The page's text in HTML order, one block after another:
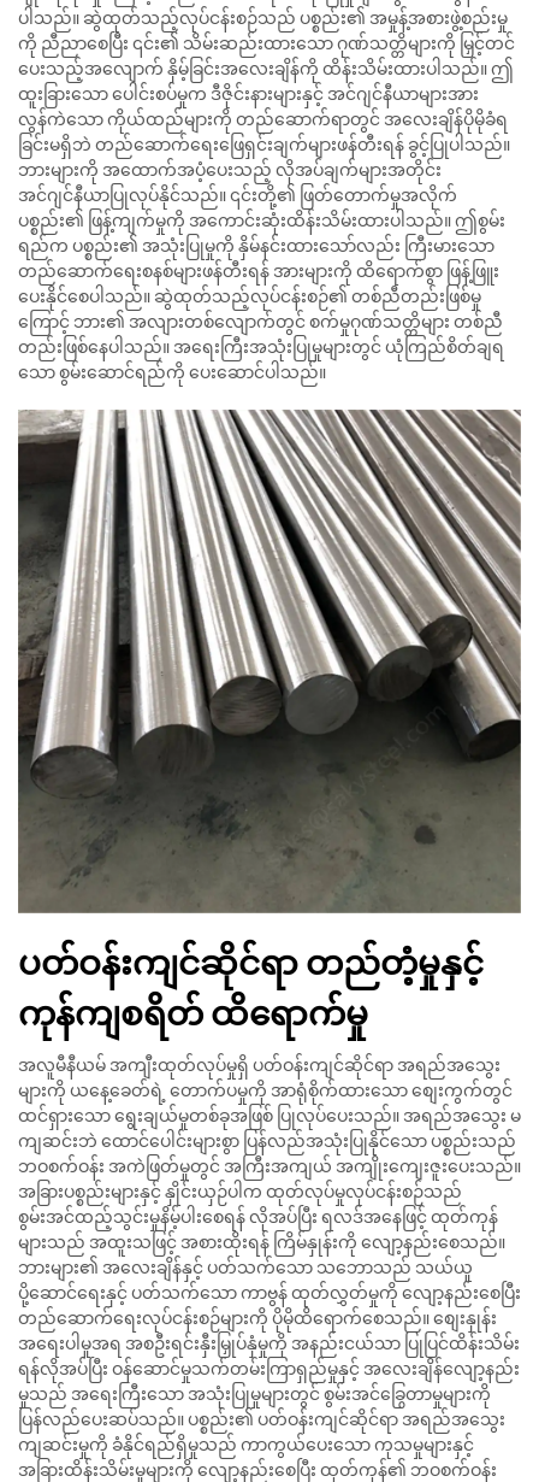
ပါသည်။ ဆွဲထုတ်သည့်လုပ်ငန်းစဉ်သည် ပစ္စည်း၏ အမှုန့်အစားဖွဲ့စည်းမှု
ကို ညီညာစေပြီး ၎င်း၏ သိမ်းဆည်းထားသော ဂုဏ်သတ္တိများကို မြှင့်တင်
ပေးသည့်အလျောက် နှိမ့်ခြင်းအလေးချိန်ကို ထိန်းသိမ်းထားပါသည်။ ဤ
ထူးခြားသော ပေါင်းစပ်မှုက ဒီဇိုင်းနားများနှင့် အင်ဂျင်နီယာများအား
လွန်ကဲသော ကိုယ်ထည်များကို တည်ဆောက်ရာတွင် အလေးချိန်ပိုမိုခံရ
ခြင်းမရှိဘဲ တည်ဆောက်ရေးဖြေရှင်းချက်များဖန်တီးရန် ခွင့်ပြုပါသည်။
ဘားများကို အထောက်အပံ့ပေးသည့် လိုအပ်ချက်များအတိုင်း
အင်ဂျင်နီယာပြုလုပ်နိုင်သည်။ ၎င်းတို့၏ ဖြတ်တောက်မှုအလိုက်
ပစ္စည်း၏ ဖြန့်ကျက်မှုကို အကောင်းဆုံးထိန်းသိမ်းထားပါသည်။ ဤစွမ်း
ရည်က ပစ္စည်း၏ အသုံးပြုမှုကို နှိမ်နင်းထားသော်လည်း ကြီးမားသော
တည်ဆောက်ရေးစနစ်များဖန်တီးရန် အားများကို ထိရောက်စွာ ဖြန့်ဖြူး
ပေးနိုင်စေပါသည်။ ဆွဲထုတ်သည့်လုပ်ငန်းစဉ်၏ တစ်ညီတည်းဖြစ်မှု
ကြောင့် ဘား၏ အလျားတစ်လျောက်တွင် စက်မှုဂုဏ်သတ္တိများ တစ်ညီ
တည်းဖြစ်နေပါသည်။ အရေးကြီးအသုံးပြုမှုများတွင် ယုံကြည်စိတ်ချရ
သော စွမ်းဆောင်ရည်ကို ပေးဆောင်ပါသည်။
ပတ်ဝန်းကျင်ဆိုင်ရာ တည်တံ့မှုနှင့်
ကုန်ကျစရိတ် ထိရောက်မှု
အလူမီနီယမ် အကျီးထုတ်လုပ်မှုရှိ ပတ်ဝန်းကျင်ဆိုင်ရာ အရည်အသွေး
များကို ယနေ့ခေတ်ရဲ့ တောက်ပမှုကို အာရုံစိုက်ထားသော စျေးကွက်တွင်
ထင်ရှားသော ရွေးချယ်မှုတစ်ခုအဖြစ် ပြုလုပ်ပေးသည်။ အရည်အသွေး မ
ကျဆင်းဘဲ ထောင်ပေါင်းများစွာ ပြန်လည်အသုံးပြုနိုင်သော ပစ္စည်းသည်
ဘဝစက်ဝန်း အကဲဖြတ်မှုတွင် အကြီးအကျယ် အကျိုးကျေးဇူးပေးသည်။
အခြားပစ္စည်းများနှင့် နှိုင်းယှဉ်ပါက ထုတ်လုပ်မှုလုပ်ငန်းစဉ်သည်
စွမ်းအင်ထည့်သွင်းမှုနိမ့်ပါးစေရန် လိုအပ်ပြီး ရလဒ်အနေဖြင့် ထုတ်ကုန်
များသည် အထူးသဖြင့် အစားထိုးရန် ကြိမ်နှုန်းကို လျော့နည်းစေသည်။
ဘားများ၏ အလေးချိန်နှင့် ပတ်သက်သော သဘောသည် သယ်ယူ
ပို့ဆောင်ရေးနှင့် ပတ်သက်သော ကာဗွန် ထုတ်လွှတ်မှုကို လျော့နည်းစေပြီး
တည်ဆောက်ရေးလုပ်ငန်းစဉ်များကို ပိုမိုထိရောက်စေသည်။ စျေးနှုန်း
အရေးပါမှုအရ အစဦးရင်းနှီးမြှုပ်နှံမှုကို အနည်းငယ်သာ ပြုပြင်ထိန်းသိမ်း
ရန်လိုအပ်ပြီး ဝန်ဆောင်မှုသက်တမ်းကြာရှည်မှုနှင့် အလေးချိန်လျော့နည်း
မှုသည် အရေးကြီးသော အသုံးပြုမှုများတွင် စွမ်းအင်ခြွေတာမှုများကို
ပြန်လည်ပေးဆပ်သည်။ ပစ္စည်း၏ ပတ်ဝန်းကျင်ဆိုင်ရာ အရည်အသွေး
ကျဆင်းမှုကို ခံနိုင်ရည်ရှိမှုသည် ကာကွယ်ပေးသော ကုသမှုများနှင့်
အခြားထိန်းသိမ်းမှုများကို လျော့နည်းစေပြီး ထုတ်ကုန်၏ ဘဝစက်ဝန်း